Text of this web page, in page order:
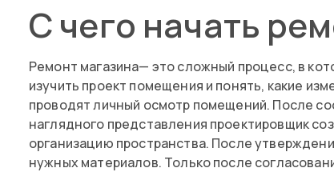
С чего начать
Ремонт магазина— это сложный процесс, в
изучить проект помещения и понять, какие
проводят личный осмотр помещений. После
наглядного представления проектировщик
организацию пространства. После
нужных материалов. Только после